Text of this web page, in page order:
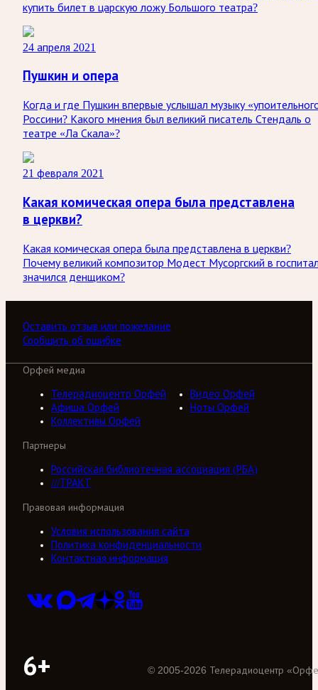
купить билет в царскую ложу Большого театра?
24 апреля 2021
Пушкин и опера
Когда и где Пушкин впервые услышал музыку
Россини? Какого мнения был великий писатель Стендаль о
театре «Ла Скала»?
21 февраля 2021
Какая комическая опера была представлена
в церкви?
Какая комическая опера была представлена в церкви?
Почему великий композитор Модест Мусоргский в
значился денщиком?
Оставить отзыв или пожелание
Сообщить об ошибке
Орфей медиа
Телерадиоцентр Орфей
Видео Орфей
Афиша Орфей
Ноты Орфей
Коллективы Орфей
Партнеры
Российская библиотечная ассоциация (РБА)
///ТРАКТ
Правовая информация
Условия использования сайта
Политика конфиденциальности
Контактная информация
6+ © 2005-2026 Телерадиоцентр